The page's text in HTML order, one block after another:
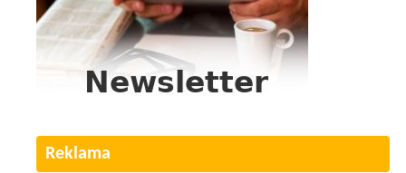
Reklama